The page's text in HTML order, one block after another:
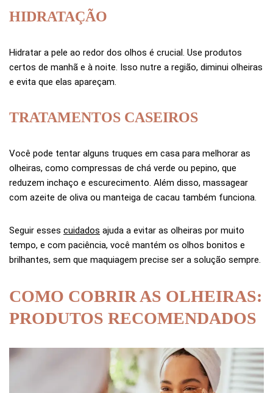
HIDRATAÇÃO
Hidratar a pele ao redor dos olhos é crucial. Use produtos
certos de manhã e à noite. Isso nutre a região, diminui olheiras
e evita que elas apareçam.
TRATAMENTOS CASEIROS
Você pode tentar alguns truques em casa para melhorar as
olheiras, como compressas de chá verde ou pepino, que
reduzem inchaço e escurecimento. Além disso, massagear
com azeite de oliva ou manteiga de cacau também funciona.
Seguir esses cuidados ajuda a evitar as olheiras por muito
tempo, e com paciência, você mantém os olhos bonitos e
brilhantes, sem que maquiagem precise ser a solução sempre.
COMO COBRIR AS OLHEIRAS:
PRODUTOS RECOMENDADOS